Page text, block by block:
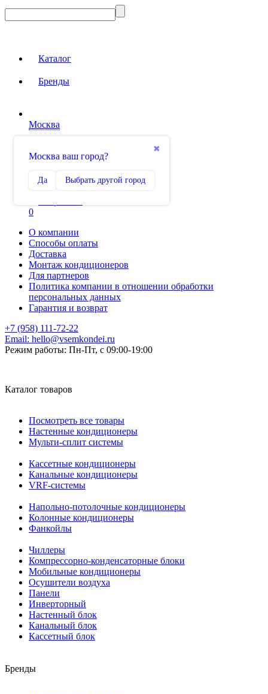
Каталог
Бренды
Москва
✖
Москва ваш город?
Да Выбрать другой город
Сравнение
0
О компании
Способы оплаты
Доставка
Монтаж кондиционеров
Для партнеров
Политика компании в отношении обработки
персональных данных
Гарантия и возврат
+7 (958) 111-72-22
Email: hello@vsemkondei.ru
Режим работы: Пн-Пт, с 09:00-19:00
Каталог товаров
Посмотреть все товары
Настенные кондиционеры
Мульти-сплит системы
Кассетные кондиционеры
Канальные кондиционеры
VRF-системы
Напольно-потолочные кондиционеры
Колонные кондиционеры
Фанкойлы
Чиллеры
Компрессорно-конденсаторные блоки
Мобильные кондиционеры
Осушители воздуха
Панели
Инверторный
Настенный блок
Канальный блок
Кассетный блок
Бренды